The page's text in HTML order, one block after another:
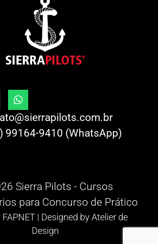
99164-9410 (WhatsApp)
Sierra Pilots - Cursos
para Concurso de Prático
FAPNET| Designed byAtelier de
Design